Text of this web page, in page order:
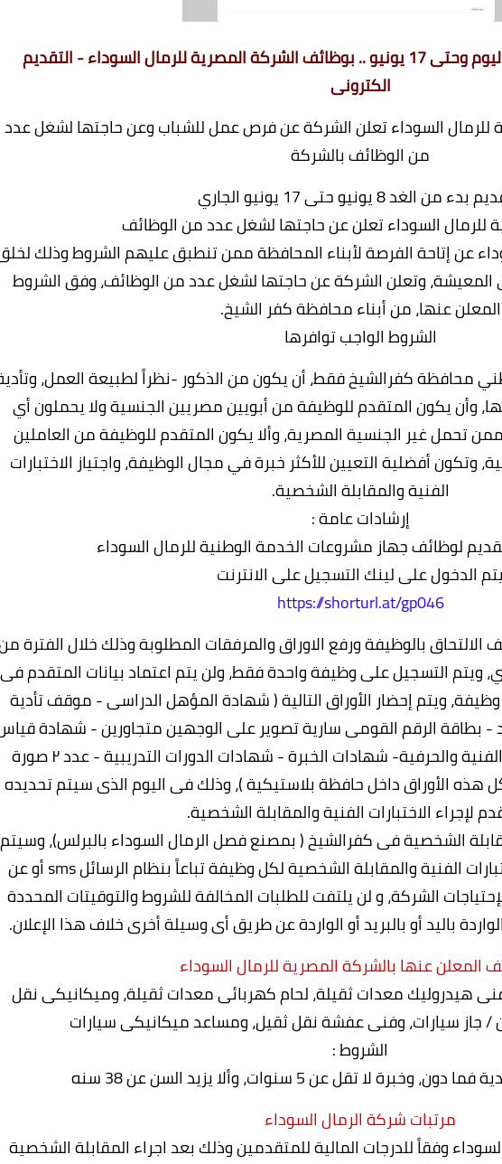
.. بوظائف
الشركة المصرية للرمال السوداء - التقديم
الكترونى
للرمال السوداء تعلن الشركة عن فرص عمل للشباب وعن حاجتهالشغل عدد
من الوظائف بالشركة
من الغد 8 يونيو حتى 17 يونيو الجاري
للرمال السوداء تعلن عن حاجتها لشغل عدد من الوظائف
عن إتاحة الفرصة لأبناء المحافظة ممن تنطبق عليهم الشروط وذلك
وتعلن الشركة عن حاجتها لشغل عدد من الوظائف، وفق الشروط
المعلن عنها، من أبناء محافظة كفر الشيخ.
الشروط الواجب توافرها
محافظة كفرالشيخ فقط، أن يكون من الذكور -نظراً لطبيعة العمل،
وأن يكون المتقدم للوظيفة من أبويين مصريين الجنسية ولا يحملون أي
تحمل غير الجنسية المصرية، وألا يكون المتقدم للوظيفة من العاملين
وتكون أفضلية التعيين للأكثر خبرة في مجال الوظيفة، واجتياز الاختبارات
الفنية والمقابلة الشخصية.
إرشادات عامة :
لوظائف جهاز مشروعات الخدمة الوطنية للرمال السوداء
الدخول على لينك التسجيل على الانترنت
https://shorturl.at/gp046
بالوظيفة ورفع الاوراق والمرفقات المطلوبة وذلك خلال الفترة
حتى 17يونيو الجاري، ويتم التسجيل على وظيفة واحدة فقط، ولن يتم اعتماد بيانات المتقدم فى
ويتم إحضار الأوراق التالية ( شهادة المؤهل الدراسى - موقف تأدية
- بطاقة الرقم القومى سارية تصوير على الوجهين متجاورين - شهادة
مستوى مهارة سارية للوظائف الفنية والحرفية- شهادات الخبرة - شهادات الدورات التدريبية - عدد ٢ صورة
الأوراق داخل حافظة بلاستيكية )، وذلك فى اليوم الذى سيتم تحديده
لإجراء الاختبارات الفنية والمقابلة الشخصية.
الشخصية فى كفرالشيخ ( بمصنع فصل الرمال السوداء بالبرلس)، وسيتم
إرسال توقيتات ومكان إجراء الاختبارات الفنية والمقابلة الشخصية لكل وظيفة تباعاً بنظام الرسائل sms أو عن
الشركة، و لن يلتفت للطلبات المخالفة للشروط والتوقيتات المحددة
باليد أو بالبريد أو الواردة عن طريق أى وسيلة أخرى خلاف هذا الإعلان.
المعلن عنها بالشركة المصرية للرمال السوداء
هيدروليك معدات ثقيلة، لحام كهربائى معدات ثقيلة، وميكانيكى نقل
/ جاز سيارات، وفنى عفشة نقل ثقيل، ومساعد ميكانيكى سيارات
الشروط :
لا تقل عن 5 سنوات، وألا يزيد السن عن 38 سنه
مرتبات شركة الرمال السوداء
وفقاً للدرجات الماليةللمتقدمين وذلك بعد اجراء المقابلة الشخصية